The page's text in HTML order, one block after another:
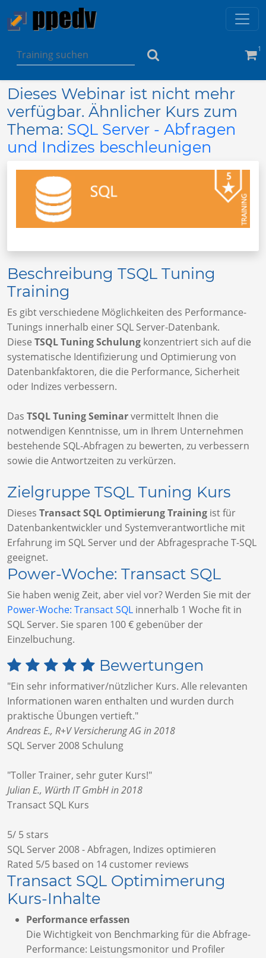
1
Dieses Webinar ist nicht mehr
verfügbar. Ähnlicher Kurs zum
Thema: SQL Server - Abfragen
und Indizes beschleunigen
Beschreibung TSQL Tuning
Training
Es gibt verschiedene Möglichkeiten des Performance-
Tunings innerhalb einer SQL Server-Datenbank.
Diese TSQL Tuning Schulung konzentriert sich auf die
systematische Identifizierung und Optimierung von
Datenbankfaktoren, die die Performance, Sicherheit
oder Indizes verbessern.
Das TSQL Tuning Seminarvermittelt Ihnen die
notwendigen Kenntnisse, um in Ihrem Unternehmen
bestehende SQL-Abfragen zu bewerten, zu verbessern
sowie die Antwortzeiten zu verkürzen.
Zielgruppe TSQL Tuning Kurs
Dieses Transact SQL Optimierung Training ist für
Datenbankentwickler und Systemverantwortliche mit
Erfahrung im SQL Server und der Abfragesprache T-SQL
geeignet.
Power-Woche: Transact SQL
Sie haben wenig Zeit, aber viel vor? Werden Sie mit der
Power-Woche: Transact SQL innerhalb 1 Woche fit in
SQL Server. Sie sparen 100 € gebenüber der
Einzelbuchung.
Bewertungen
"Ein sehr informativer/nützlicher Kurs. Alle relevanten
Informationen waren enthalten und wurden durch
praktische Übungen vertieft."
Andreas E., R+V Versicherung AG in 2018
SQL Server 2008 Schulung
"Toller Trainer, sehr guter Kurs!"
Julian E., Würth IT GmbH in 2018
Transact SQL Kurs
5/ 5 stars
SQL Server 2008 - Abfragen, Indizes optimieren
Rated 5/5 based on 14 customer reviews
Transact SQL Optimimerung
Kurs-Inhalte
Performance erfassen
Die Wichtigkeit von Benchmarking für die Abfrage-
Performance: Leistungsmonitor und Profiler